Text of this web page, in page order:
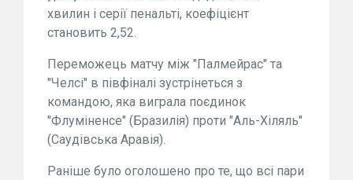
хвилин і серії пенальті, коефіцієнт
становить 2,52.
Переможець матчу між "Палмейрас" та
"Челсі" в півфіналі зустрінеться з
командою, яка виграла поєдинок
"Флуміненсе" (Бразилія) проти "Аль-Хіляль"
(Саудівська Аравія).
Раніше було оголошено про те, що всі пари